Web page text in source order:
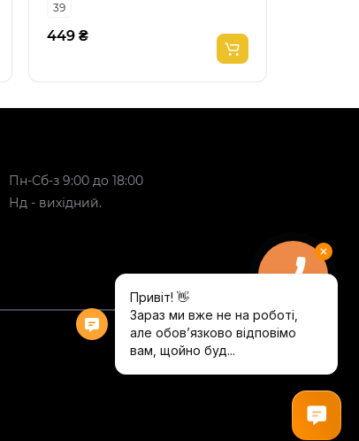
39
449 ₴
Пн-Сб-з 9:00 до 18:00
Нд - вихідний.